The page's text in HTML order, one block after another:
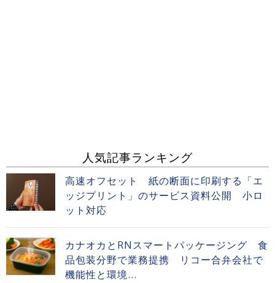
人気記事ランキング
高速オフセット 紙の断面に印刷する「エ
ッジプリント」のサービス資料公開 小ロ
ット対応
カナオカとRNスマートパッケージング 食
品包装分野で業務提携 リコー合弁会社で
機能性と環境...